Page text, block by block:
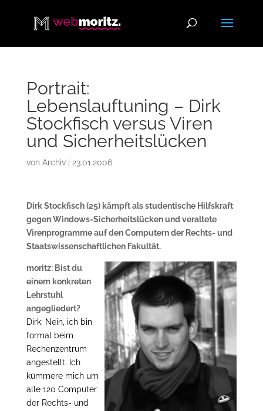
Portrait:
Lebenslauftuning – Dirk
Stockfisch versus Viren
und Sicherheitslücken
von Archiv| 23.01.2006
Dirk Stockfisch (25) kämpft als studentische Hilfskraft
gegen Windows-Sicherheitslücken und veraltete
Virenprogramme auf den Computern der Rechts- und
Staatswissenschaftlichen Fakultät.
moritz: Bist du
einem konkreten
Lehrstuhl
angegliedert?
Dirk: Nein, ich bin
formal beim
Rechenzentrum
angestellt. Ich
kümmere mich um
alle 120 Computer
der Rechts- und